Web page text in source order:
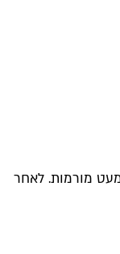
מורמות. לאחר